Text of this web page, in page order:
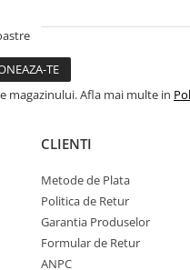
magazinului. Afla mai multe in
CLIENTI
Metode de Plata
Politica de Retur
Garantia Produselor
Formular de Retur
ANPC